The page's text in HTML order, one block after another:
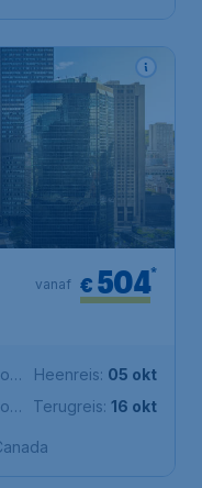
€ 504*
vanaf
Heenreis: 05 okt
Terugreis: 16 okt